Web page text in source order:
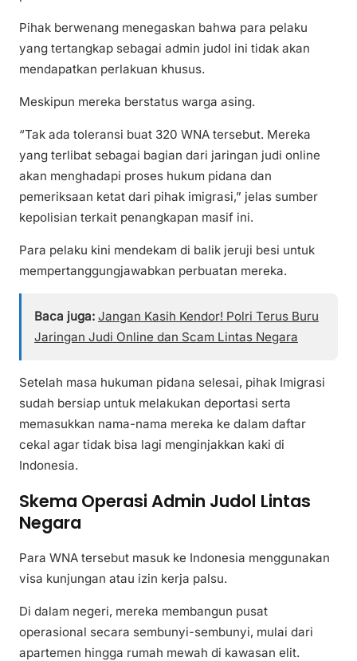
Pihak berwenang menegaskan bahwa para pelaku
yang tertangkap sebagai admin judol ini tidak akan
mendapatkan perlakuan khusus.
Meskipun mereka berstatus warga asing.
“Tak ada toleransi buat 320 WNA tersebut. Mereka
yang terlibat sebagai bagian dari jaringan judi online
akan menghadapi proses hukum pidana dan
pemeriksaan ketat dari pihak imigrasi,” jelas sumber
kepolisian terkait penangkapan masif ini.
Para pelaku kini mendekam di balik jeruji besi untuk
mempertanggungjawabkan perbuatan mereka.
Baca juga: Jangan Kasih Kendor! Polri Terus Buru
Jaringan Judi Online dan Scam Lintas Negara
Setelah masa hukuman pidana selesai, pihak Imigrasi
sudah bersiap untuk melakukan deportasi serta
memasukkan nama-nama mereka ke dalam daftar
cekal agar tidak bisa lagi menginjakkan kaki di
Indonesia.
Skema Operasi Admin Judol Lintas
Negara
Para WNA tersebut masuk ke Indonesia menggunakan
visa kunjungan atau izin kerja palsu.
Di dalam negeri, mereka membangun pusat
operasional secara sembunyi-sembunyi, mulai dari
apartemen hingga rumah mewah di kawasan elit.